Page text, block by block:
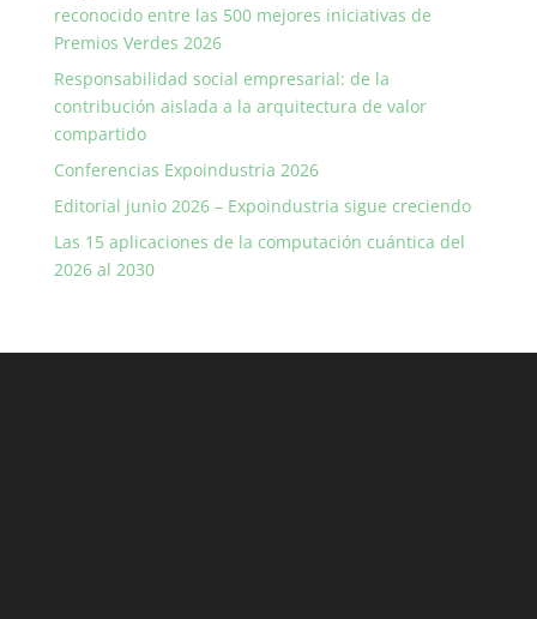
reconocido entre las 500 mejores iniciativas de
Premios Verdes 2026
Responsabilidad social empresarial: de la
contribución aislada a la arquitectura de valor
compartido
Conferencias Expoindustria 2026
Editorial junio 2026 – Expoindustria sigue creciendo
Las 15 aplicaciones de la computación cuántica del
2026 al 2030